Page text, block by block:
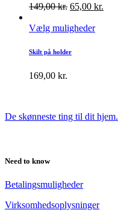
149,00kr. 65,00 kr.
Vælg muligheder
Skilt på holder
169,00 kr.
De skønneste ting til dit hjem.
Need to know
Betalingsmuligheder
Virksomhedsoplysninger